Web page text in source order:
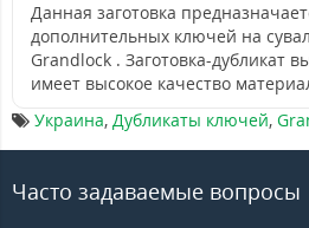
Данная заготовка
дополнительных ключей на
Grandlock . Заготовка-дубликат
имеет высокое качество
Украина, Дубликаты ключей,
Часто задаваемые вопросы